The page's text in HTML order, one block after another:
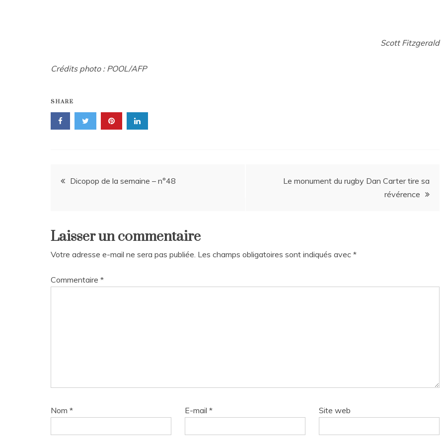
Scott Fitzgerald
Crédits photo : POOL/AFP
SHARE
Navigation
l’article
Dicopop de la semaine – n°48
Le monument du rugby Dan Carter tire sa
révérence
Laisser un commentaire
Votre adresse e-mail ne sera pas publiée. Les champs obligatoires sont indiqués avec *
Commentaire *
Nom * E-mail* Site web